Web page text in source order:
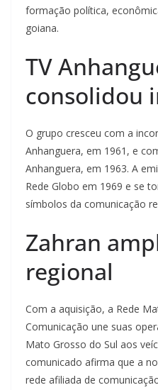
formação política,
goiana.
TV
consolidou
O grupo cresceu com a
Anhanguera, em 1961, e
Anhanguera, em 1963. A
Rede Globo em 1969 e se
símbolos da comunicação
Zahran
regional
Com a aquisição, a Rede
Comunicação une suas
Mato Grosso do Sul aos
comunicado afirma que a
rede afiliada de